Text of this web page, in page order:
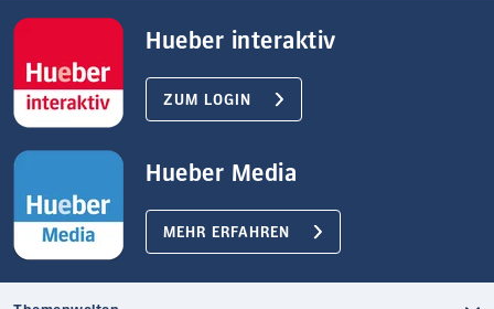
Hueber interaktiv
ZUM LOGIN
Hueber Media
MEHR ERFAHREN